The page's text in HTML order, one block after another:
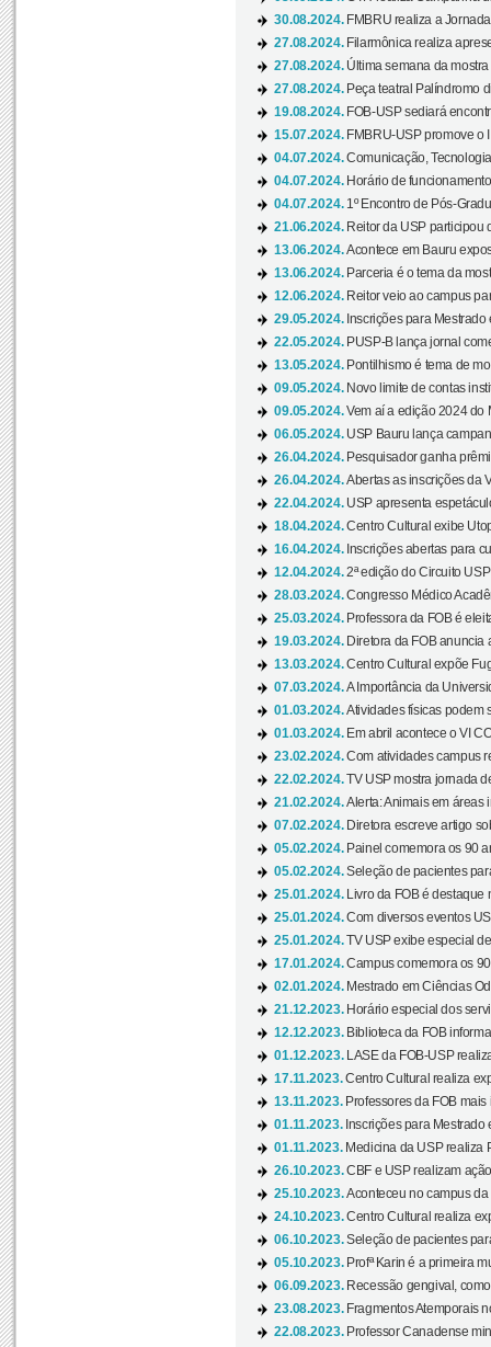
30.08.2024. FMBRU realiza a
27.08.2024. Filarmônica realiza
27.08.2024. Última semana da
27.08.2024. Peça teatral Palíndromo
19.08.2024. FOB-USP sediará
15.07.2024. FMBRU-USP promove o
04.07.2024.Comunicação,
04.07.2024. Horário de
04.07.2024. 1º Encontro de Pós-
21.06.2024. Reitor da USP participou
13.06.2024.Acontece em Bauru
13.06.2024. Parceria é o tema da
12.06.2024. Reitor veio ao campus
29.05.2024. Inscrições para
22.05.2024. PUSP-B lança jornal
13.05.2024. Pontilhismo é tema de
09.05.2024. Novo limite de contas
09.05.2024.Vem aí a edição 2024 do
06.05.2024. USP Bauru lança
26.04.2024. Pesquisador ganha
26.04.2024.Abertas as inscrições da
22.04.2024. USP apresenta
18.04.2024.Centro Cultural exibe
16.04.2024. Inscrições abertas para
12.04.2024.2ª edição do Circuito
28.03.2024.Congresso Médico
25.03.2024. Professora da FOB é
19.03.2024. Diretora da FOB anuncia
13.03.2024.Centro Cultural expõe
07.03.2024.A Importância da
01.03.2024.Atividades físicas podem
01.03.2024. Em abril acontece o VI
23.02.2024.Com atividades campus
22.02.2024.TV USP mostra jornada
21.02.2024.Alerta: Animais em áreas
07.02.2024. Diretora escreve artigo
05.02.2024. Painel comemora os 90
05.02.2024.Seleção de pacientes
25.01.2024.
Livro da FOB é destaque
25.01.2024.Com diversos eventos
25.01.2024.TV USP exibe especial
17.01.2024.Campus comemora os
02.01.2024. Mestrado em Ciências
21.12.2023. Horário especial dos
12.12.2023. Biblioteca da FOB
01.12.2023.
LASE da FOB-USP
17.11.2023.Centro Cultural realiza
13.11.2023. Professores da FOB
01.11.2023. Inscrições para
01.11.2023. Medicina da USP realiza
26.10.2023.CBF e USP realizam
25.10.2023.Aconteceu no campus da
24.10.2023.Centro Cultural realiza
06.10.2023.Seleção de pacientes
05.10.2023. Profª Karin é a primeira
06.09.2023. Recessão gengival,
23.08.2023. Fragmentos Atemporais
22.08.2023. Professor Canadense